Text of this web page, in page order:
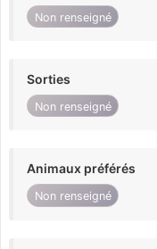
Non renseigné
Sorties
Non renseigné
Animaux préférés
Non renseigné